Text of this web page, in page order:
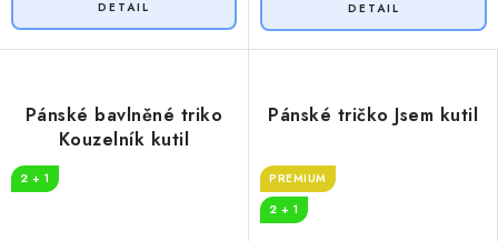
Pánské bavlněné triko
Kouzelník kutil
2 + 1
Pánské tričko Jsem kutil
PREMIUM
2 + 1